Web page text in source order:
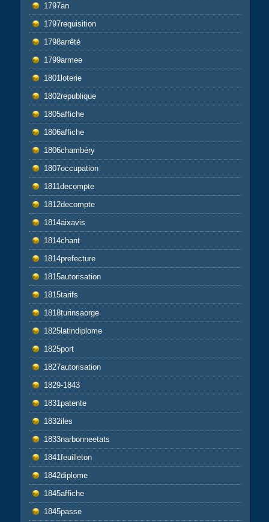
1797an
1797requisition
1798arrêté
1799armee
1801loterie
1802republique
1805affiche
1806affiche
1806chambéry
1807occupation
1811decompte
1812decompte
1814aixavis
1814chant
1814prefecture
1815autorisation
1815tarifs
1818turinsaorge
1825latindiplome
1825port
1827autorisation
1829-1843
1831patente
1832iles
1833narbonneetats
1841feuilleton
1842diplome
1845affiche
1845passe